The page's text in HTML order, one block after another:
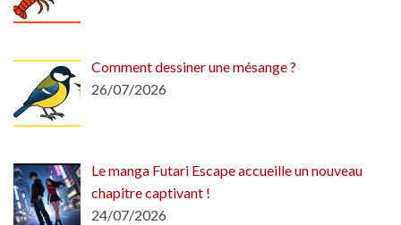
Comment dessiner une mésange ?
26/07/2026
Le manga Futari Escape accueille un nouveau
chapitre captivant !
24/07/2026